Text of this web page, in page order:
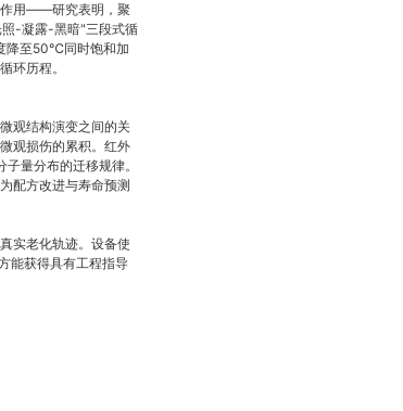
作用——研究表明，聚
-凝露-黑暗"三段式循
降至50℃同时饱和加
环历程。
观结构演变之间的关
观损伤的累积。红外
量分布的迁移规律。
配方改进与寿命预测
实老化轨迹。设备使
能获得具有工程指导